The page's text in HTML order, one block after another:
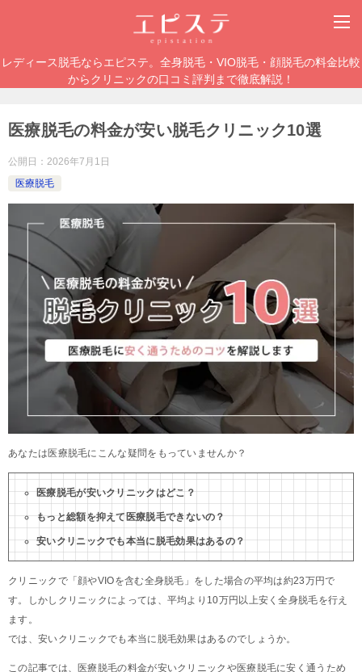
レディース脱毛ならエピステ。全身脱毛・VIO脱毛・顔脱毛の料金比較
からクリニックの口コミ評判まで徹底解説！
医療脱毛の料金が安い脱毛クリニック10選
公開日： 2026年7月1日
医療脱毛
あなたは医療脱毛にこんな疑問をもっていませんか？
医療脱毛が安いクリニックはどこ？
もっと総額を抑えて医療脱毛できないの？
安いクリニックでも本当に脱毛効果はあるの？
クリニックで「顔やVIOを含む全身脱毛」をした場合の平均は約23万円で
す。しかしクリニックによっては、平均より10万円以上安く全身脱毛を行え
ます。
では、安いクリニックでも本当に脱毛効果はあるのでしょうか。
この記事では、医療脱毛の料金が安いクリニックや医療脱毛に安く通うため